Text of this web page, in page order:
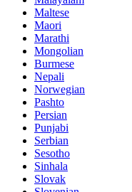
Maltese
Maori
Marathi
Mongolian
Burmese
Nepali
Norwegian
Pashto
Persian
Punjabi
Serbian
Sesotho
Sinhala
Slovak